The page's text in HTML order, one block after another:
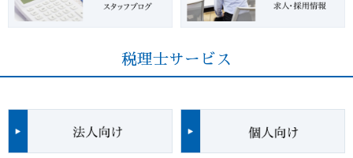
税理士サービス